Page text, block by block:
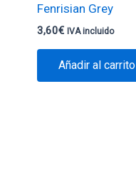
Fenrisian Grey
3,60€ IVA incluido
Añadir al carrito